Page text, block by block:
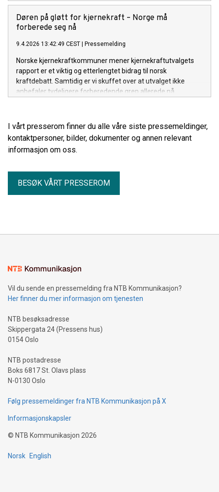
Døren på gløtt for kjernekraft – Norge må
forberede seg nå
9.4.2026 13:42:49 CEST Pressemelding
Norske kjernekraftkommuner mener kjernekraftutvalgets
rapport er et viktig og etterlengtet bidrag til norsk
kraftdebatt. Samtidig er vi skuffet over at utvalget ikke
anbefaler tydeligere forberedende grep allerede nå.
I vårt presserom finner du alle våre siste pressemeldinger,
kontaktpersoner, bilder, dokumenter og annen relevant
informasjon om oss.
BESØK VÅRT PRESSEROM
Vil du sende en pressemelding fra NTB Kommunikasjon?
Her finner du mer informasjon om tjenesten
NTB besøksadresse
Skippergata 24 (Pressens hus)
0154 Oslo
NTB postadresse
Boks 6817 St. Olavs plass
N-0130 Oslo
Følg pressemeldinger fra NTB Kommunikasjon på X
Informasjonskapsler
© NTB Kommunikasjon 2026
Norsk English